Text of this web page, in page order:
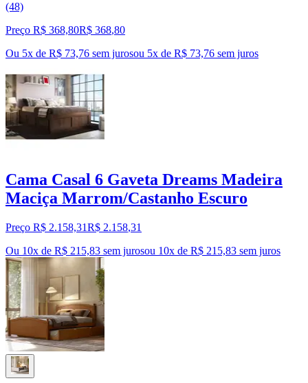
(48)
Preço R$ 368,80R$ 368,80
Ou 5x de R$ 73,76 sem jurosou 5x de R$ 73,76 sem juros
Cama Casal 6 Gaveta Dreams Madeira
Maciça Marrom/Castanho Escuro
Preço R$ 2.158,31R$ 2.158,31
Ou 10x de R$ 215,83 sem jurosou 10x de R$ 215,83 sem juros